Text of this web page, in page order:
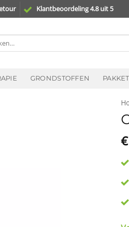
Klantbeoordeling 4.8 uit 5
GRONDSTOFFEN
€